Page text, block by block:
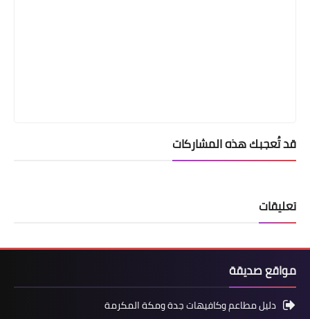
قد تُعجبك هذه المشاركات
تعليقات
مواقع صديقة
دليل مطاعم وكافيهات جدة ومكة المكرمة